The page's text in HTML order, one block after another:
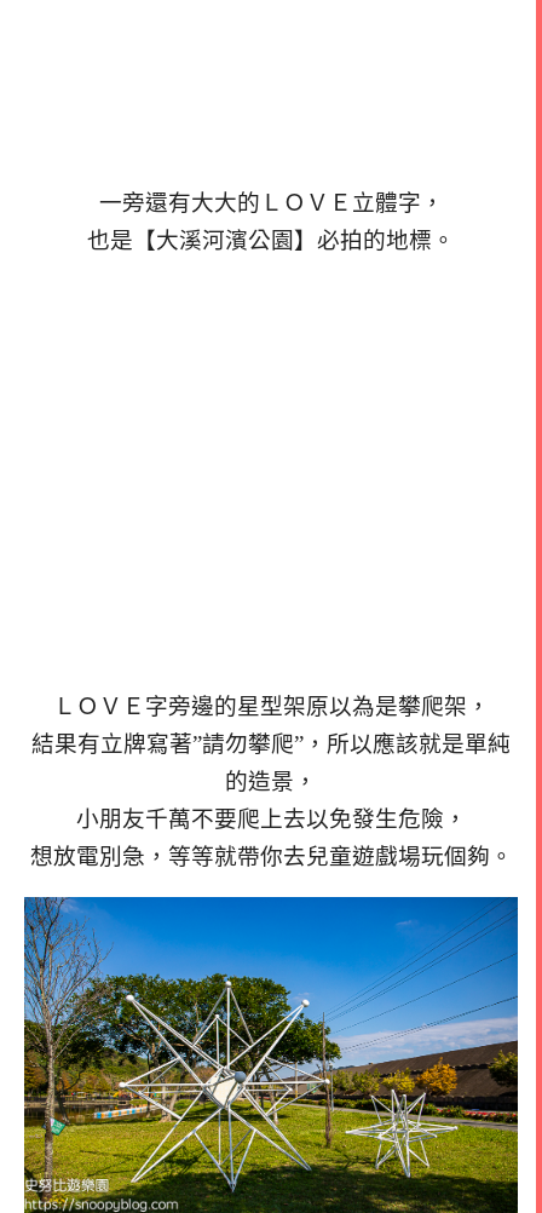
一旁還有大大的ＬＯＶＥ立體字，
也是【大溪河濱公園】必拍的地標。
ＬＯＶＥ字旁邊的星型架原以為是攀爬架，
結果有立牌寫著”請勿攀爬”，所以應該就是單純
的造景，
小朋友千萬不要爬上去以免發生危險，
想放電別急，等等就帶你去兒童遊戲場玩個夠。